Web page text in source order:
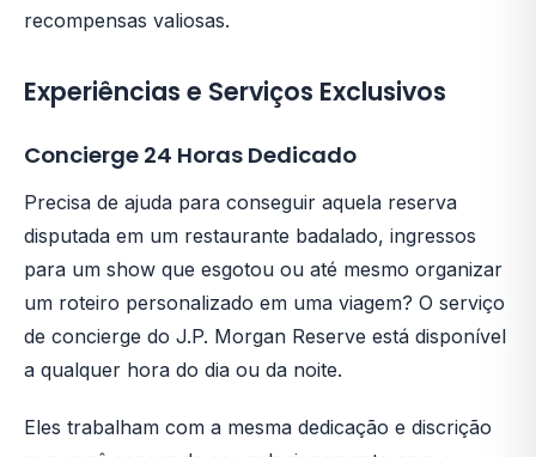
recompensas valiosas.
Experiências e Serviços Exclusivos
Concierge 24 Horas Dedicado
Precisa de ajuda para conseguir aquela reserva
disputada em um restaurante badalado, ingressos
para um show que esgotou ou até mesmo organizar
um roteiro personalizado em uma viagem? O serviço
de concierge do J.P. Morgan Reserve está disponível
a qualquer hora do dia ou da noite.
Eles trabalham com a mesma dedicação e discrição